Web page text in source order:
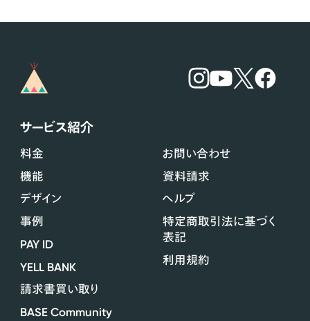
サービス紹介
料金
機能
デザイン
事例
PAY ID
YELL BANK
請求書買い取り
BASE Community
お問い合わせ
資料請求
ヘルプ
特定商取引法に基づく
表記
利用規約